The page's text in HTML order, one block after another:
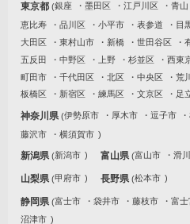
東京都 銀座 墨田区 江戸川区 青山
恵比寿
品川区 小平市 表参道 目
大田区
東村山市 新橋 世田谷区
五反田
中野区 上野 杉並区 西東
町田市
千代田区 北区 中央区 荒
板橋区
新宿区 練馬区 文京区 足
神奈川県 伊勢原市 厚木市 逗子市
藤沢市
横須賀市
新潟県 新潟市 富山県 富山市 滑
山梨県 甲府市 長野県 松本市
静岡県 富士市 袋井市 藤枝市 富士
沼津市